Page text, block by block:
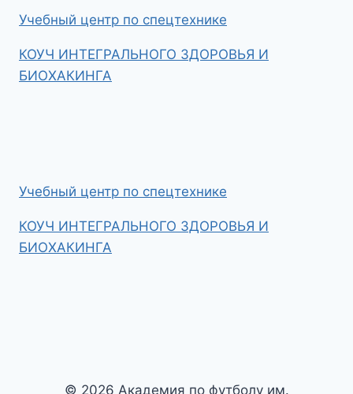
Учебный центр по спецтехнике
КОУЧ ИНТЕГРАЛЬНОГО ЗДОРОВЬЯ И
БИОХАКИНГА
Учебный центр по спецтехнике
КОУЧ ИНТЕГРАЛЬНОГО ЗДОРОВЬЯ И
БИОХАКИНГА
© 2026 Академия по футболу им.